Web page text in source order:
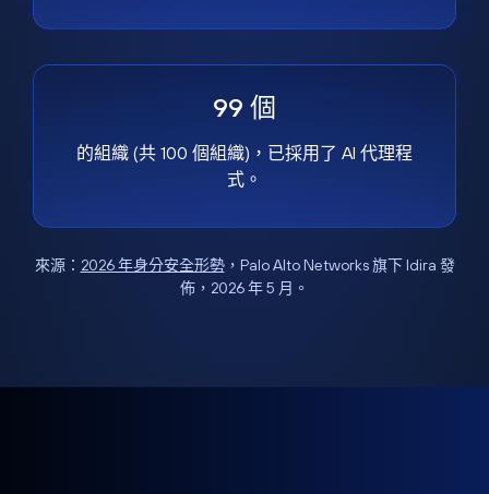
99 個
的組織 (共 100 個組織)，已採用了 AI 代理程
式。
來源： 2026 年身分安全形勢，Palo Alto Networks 旗下 Idira 發
佈，2026 年 5 月。